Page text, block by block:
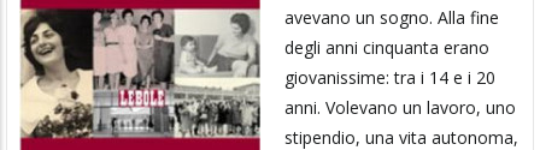
avevano un sogno. Alla fine
degli anni cinquanta erano
giovanissime: tra i 14 e i 20
anni. Volevano un lavoro, uno
stipendio, una vita autonoma,